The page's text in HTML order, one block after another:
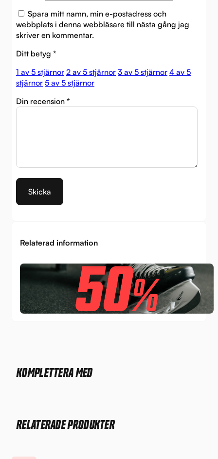
Spara mitt namn, min e-postadress och
webbplats i denna webbläsare till nästa gång jag
skriver en kommentar.
Ditt betyg *
1 av 5 stjärnor 2 av 5 stjärnor 3 av 5 stjärnor 4 av 5
stjärnor 5 av 5 stjärnor
Din recension *
Relaterad information
KOMPLETTERA MED
RELATERADE PRODUKTER